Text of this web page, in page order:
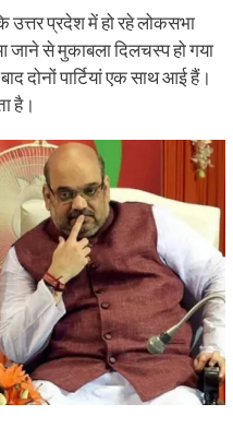
new
window)
new
window)
उत्तर प्रदेश में हो रहे लोकसभा
से मुकाबला दिलचस्प हो गया
दोनों पार्टियां एक साथ आई हैं।
है।